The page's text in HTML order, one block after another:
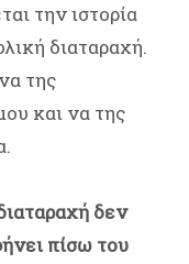
την ιστορία
διαταραχή.
της
και να της
δεν
πίσω του